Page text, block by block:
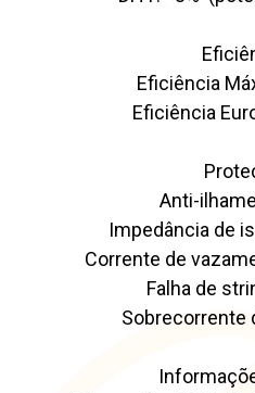
Eficiência
Eficiência
Anti-
Impedância de
Corrente de
Falha de
Sobrecorrente